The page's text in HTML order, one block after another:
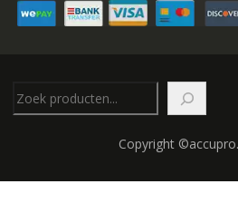
Copyright